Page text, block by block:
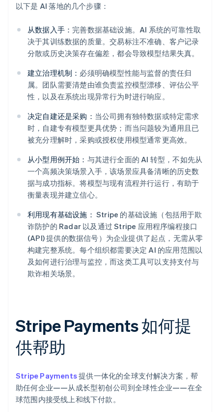
以下是 AI 落地的几个步骤：
从数据入手： 完善数据基础设施。AI 系统的可靠性取
决于其训练数据的质量。交易标注不准确、客户记录
分散或历史决策存在偏差，都会导致模型结果失真。
建立治理机制： 必须明确模型性能与监督的责任归
属。团队需要清楚由谁负责监控模型漂移、评估公平
性，以及在系统出现异常行为时进行响应。
决定自建还是采购： 当公司拥有独特数据或特定需求
时，自建专有模型更具优势；而当问题较为通用且已
被充分理解时，采购或授权使用模型通常更高效。
从小型用例开始： 与其进行全面的 AI 转型，不如先从
一个高频决策场景入手，该场景应具备清晰的历史数
据与成功指标。将模型与现有流程并行运行，有助于
衡量表现并建立信心。
利用现有基础设施： Stripe 的基础设施（包括用于欺
诈防护的 Radar 以及通过 Stripe 应用程序编程接口
(API) 提供的数据信号）为企业提供了起点，无需从零
构建完整系统。每个组织都需要决定 AI 的应用范围以
及如何进行治理与监控，而这类工具可以支持支付与
欺诈相关场景。
Stripe Payments 如何提
供帮助
Stripe Payments提供一体化的全球支付解决方案，帮
助任何企业——从成长型初创公司到全球性企业——在全
球范围内接受线上和线下付款。